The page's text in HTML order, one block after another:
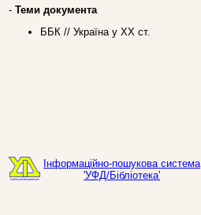
- Теми документа
ББК // Україна у ХХ ст.
Інформаційно-пошукова система
'УФД/Бібліотека'